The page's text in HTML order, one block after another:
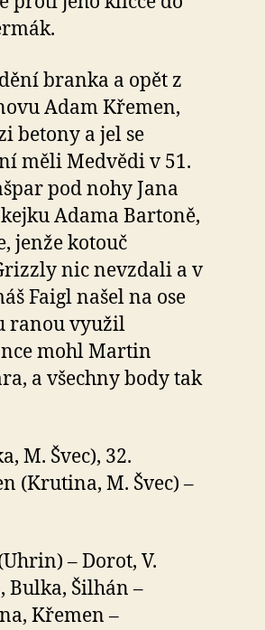
branka a opět z
Adam Křemen,
betony a jel se
měli Medvědi v 51.
pod nohy Jana
Adama Bartoně,
jenže kotouč
nic nevzdali a v
Faigl našel na ose
ranou využil
mohl Martin
a všechny body tak
M. Švec), 32.
(Krutina, M. Švec) –
– Dorot, V.
Bulka, Šilhán –
Křemen –